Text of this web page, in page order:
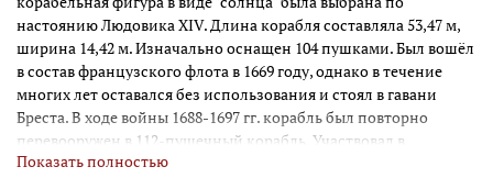
настоянию Людовика XIV. Длина корабля составляла 53,47 м,
ширина 14,42 м. Изначально оснащен 104 пушками. Был вошёл
в состав французского флота в 1669 году, однако в течение
многих лет оставался без использования и стоял в гавани
Бреста. В ходе войны 1688-1697 гг. корабль был повторно
перевооружен в 112-пушечный корабль. Участвовал в
сражении при Бичи-Хед и в сражении при Барфлёре в котором
Показать полностью